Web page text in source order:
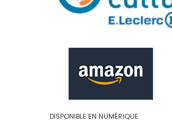
DISPONIBLE EN NUMÉRIQUE